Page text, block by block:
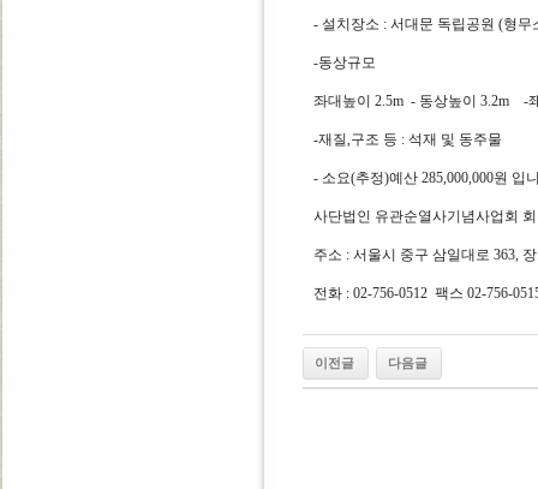
- 설치장소 : 서대문 독립공원 (형
-동상규모
좌대높이 2.5m - 동상높이 3.2m -
-재질,구조 등 : 석재 및 동주물
- 소요(추정)예산 285,000,000원 입
사단법인 유관순열사기념사업회
주소 : 서울시 중구 삼일대로 363,
전화 : 02-756-0512 팩스 02-756-
이전글 다음글